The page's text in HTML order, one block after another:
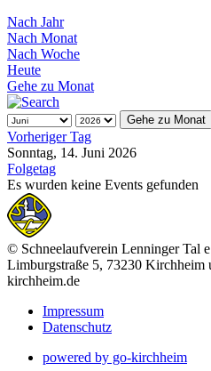
Nach Jahr
Nach Monat
Nach Woche
Heute
Gehe zu Monat
Gehe zu Monat
Vorheriger Tag
Sonntag, 14. Juni 2026
Folgetag
Es wurden keine Events gefunden
© Schneelaufverein Lenninger Tal
Limburgstraße 5, 73230 Kirchheim
kirchheim.de
Impressum
Datenschutz
powered by go-kirchheim